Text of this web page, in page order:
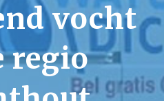
vocht
regio